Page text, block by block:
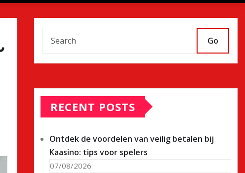
Go
RECENT POSTS
Ontdek de voordelen van veilig betalen bij
Kaasino: tips voor spelers
07/08/2026